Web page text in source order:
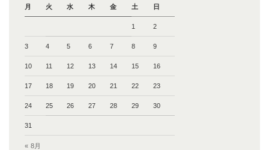
月
火 水 木 金 土 日
1 2
3 4 5 6 7 8 9
10 11 12 13 14 15 16
17 18 19 20 21 22 23
24 25 26 27 28 29 30
31
« 8月